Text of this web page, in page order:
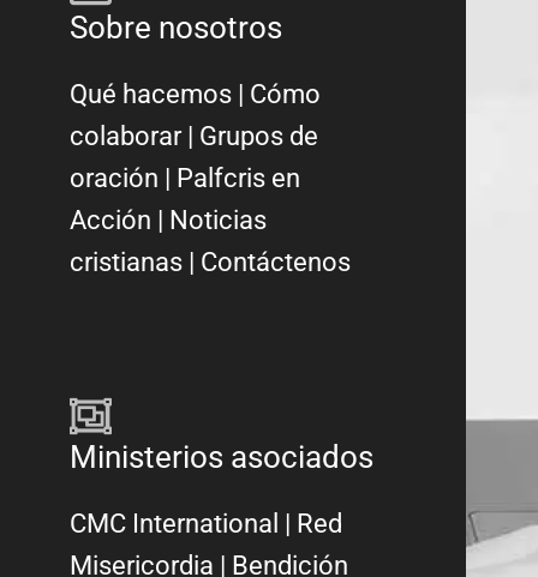
Sobre nosotros
Qué hacemos | Cómo
colaborar| Grupos de
oración | Palfcris en
Acción | Noticias
cristianas | Contáctenos
Ministerios asociados
CMC International | Red
Misericordia | Bendición